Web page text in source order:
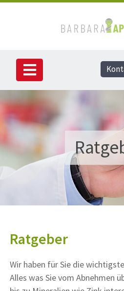
Ratgeber
Wir haben für Sie die
Alles was Sie vom Abnehmen